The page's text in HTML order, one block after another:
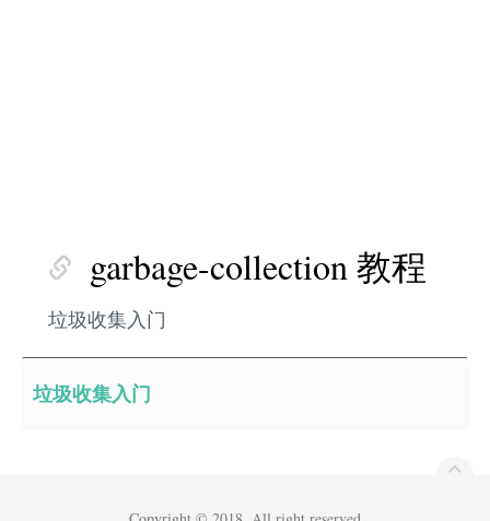
garbage-collection 教程
垃圾收集入门
垃圾收集入门